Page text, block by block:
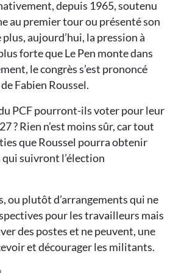
depuis 1965, soutenu
au premier tour ou présenté son
aujourd’hui, la pression à
forte que Le Pen monte dans
le congrès s’est prononcé
Fabien Roussel.
PCF pourront-ils voter pour leur
? Rien n’est moins sûr, car tout
que Roussel pourra obtenir
suivront l’élection
ou plutôt d’arrangements qui ne
pour les travailleurs mais
des postes et ne peuvent, une
et décourager les militants.